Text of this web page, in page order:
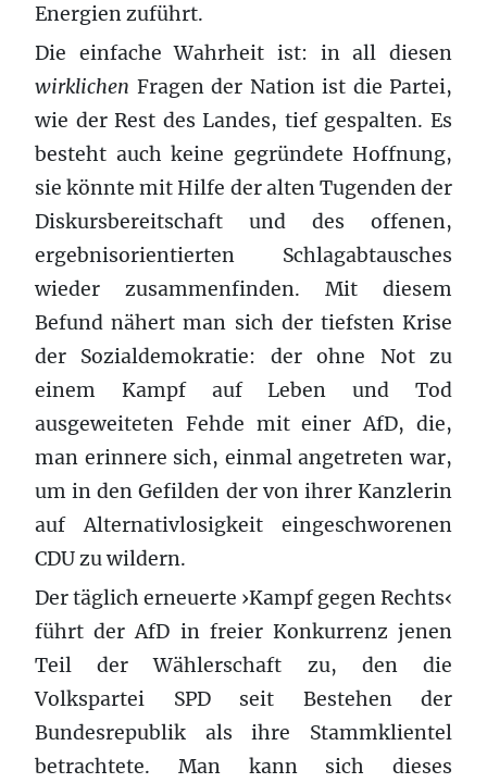
Energien zuführt.
Die einfache Wahrheit ist: in all diesen
wirklichen Fragen der Nation ist die Partei,
wie der Rest des Landes, tief gespalten. Es
besteht auch keine gegründete Hoffnung,
sie könnte mit Hilfe der alten Tugenden der
Diskursbereitschaft und des offenen,
ergebnisorientierten Schlagabtausches
wieder zusammenfinden. Mit diesem
Befund nähert man sich der tiefsten Krise
der Sozialdemokratie: der ohne Not zu
einem Kampf auf Leben und Tod
ausgeweiteten Fehde mit einer AfD, die,
man erinnere sich, einmal angetreten war,
um in den Gefilden der von ihrer Kanzlerin
auf Alternativlosigkeit eingeschworenen
CDU zu wildern.
Der täglich erneuerte ›Kampf gegen Rechts‹
führt der AfD in freier Konkurrenz jenen
Teil der Wählerschaft zu, den die
Volkspartei SPD seit Bestehen der
Bundesrepublik als ihre Stammklientel
betrachtete. Man kann sich dieses